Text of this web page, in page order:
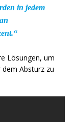
in jedem
“
Lösungen, um
Absturz zu